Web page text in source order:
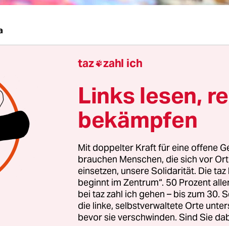
eine launische Geliebte, die erobert werden
Reisebuchautor Andreas Altmann in seiner
für die Welt“. Seit Jahrzehnten ist
Und nachdem er neben Mittelamerika, Indien,
seine „Scheißkindheit“ auflagenstark
er jüngst einen Ratgeber: zur Eroberung seiner
der Welt.
wie achtsam und rücksichtsvoll sich der ewige
Hasser aller Spießer dabei gibt, nämlich als ein
taz zahl ich
Links lesen,
bekämpfen
Mit doppelter Kraft für eine offene
brauchen Menschen, die sich vor
einsetzen, unsere Solidarität. Die
beginnt im Zentrum“. 50 Prozent
bei taz zahl ich gehen – bis zum 30.
die linke, selbstverwaltete Orte
bevor sie verschwinden. Sind Sie